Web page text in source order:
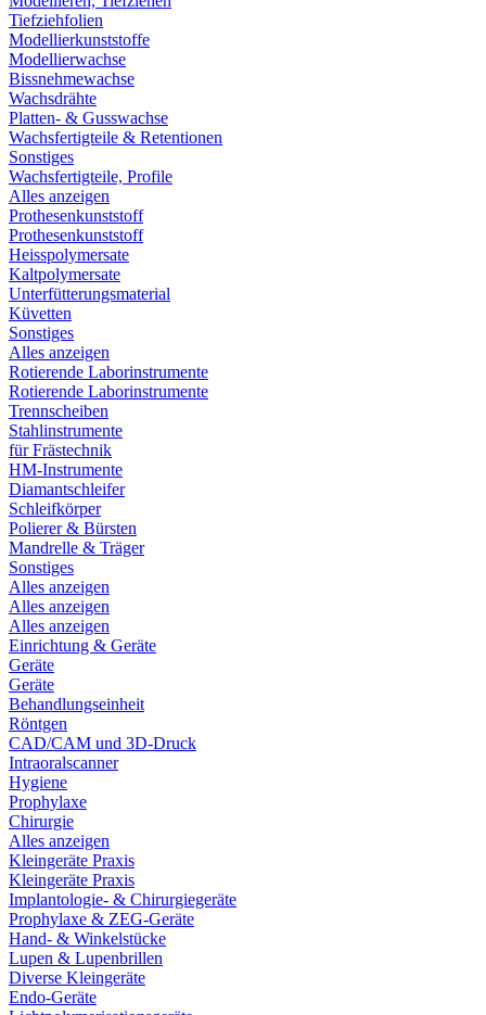
Tiefziehfolien
Modellierkunststoffe
Modellierwachse
Bissnehmewachse
Wachsdrähte
Platten- & Gusswachse
Wachsfertigteile & Retentionen
Sonstiges
Wachsfertigteile, Profile
Alles anzeigen
Prothesenkunststoff
Prothesenkunststoff
Heisspolymersate
Kaltpolymersate
Unterfütterungsmaterial
Küvetten
Sonstiges
Alles anzeigen
Rotierende Laborinstrumente
Rotierende Laborinstrumente
Trennscheiben
Stahlinstrumente
für Frästechnik
HM-Instrumente
Diamantschleifer
Schleifkörper
Polierer & Bürsten
Mandrelle & Träger
Sonstiges
Alles anzeigen
Alles anzeigen
Alles anzeigen
Einrichtung & Geräte
Geräte
Geräte
Behandlungseinheit
Röntgen
CAD/CAM und 3D-Druck
Intraoralscanner
Hygiene
Prophylaxe
Chirurgie
Alles anzeigen
Kleingeräte Praxis
Kleingeräte Praxis
Implantologie- & Chirurgiegeräte
Prophylaxe & ZEG-Geräte
Hand- & Winkelstücke
Lupen & Lupenbrillen
Diverse Kleingeräte
Endo-Geräte